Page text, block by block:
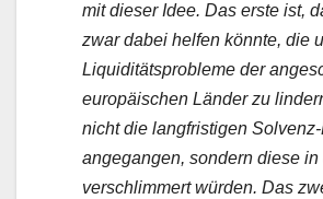
mit dieser Idee. Das erste ist,
zwar dabei helfen könnte, die
Liquiditätsprobleme der
europäischen Länder zu
nicht die langfristigen
angegangen, sondern diese in
verschlimmert würden. Das